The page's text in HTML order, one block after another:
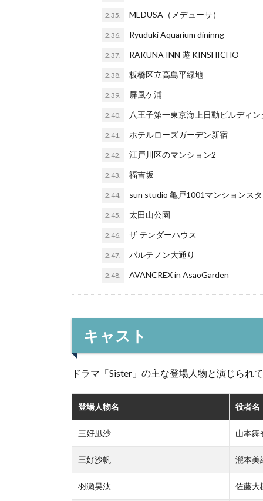
2.35. MEDUSA（メデューサ）
2.36. Ryuduki Aquarium dininng
2.37. RAKUNA INN 遊 KINSHICHO
2.38. 板橋区立高島平緑地
2.39. 屏風ケ浦
2.40. 八王子第一東京海上日動ビルディン
2.41. ホテルローズガーデン新宿
2.42. 江戸川区のマンション2
2.43. 福吉坂
2.44. sun studio 亀戸1001マンションス
2.45. 太田山公園
2.46. ザ テンダーハウス
2.47. パルテノン大通り
2.48. AVANCREX in AsaoGarden
キャスト
ドラマ「Sister」の主な登場人物と演じられ
登場人物名 役者名
三好凪沙 山本舞
三好沙帆 瀧本美
羽瀬昊汰 佐藤大